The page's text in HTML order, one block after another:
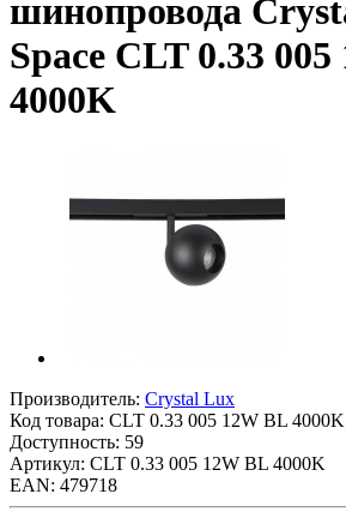
шинопровода
Space CLT 0.33
4000K
Производитель: Crystal Lux
Код товара: CLT 0.33 005 12W BL 4000K
Доступность: 59
Артикул: CLT 0.33 005 12W BL 4000K
EAN: 479718